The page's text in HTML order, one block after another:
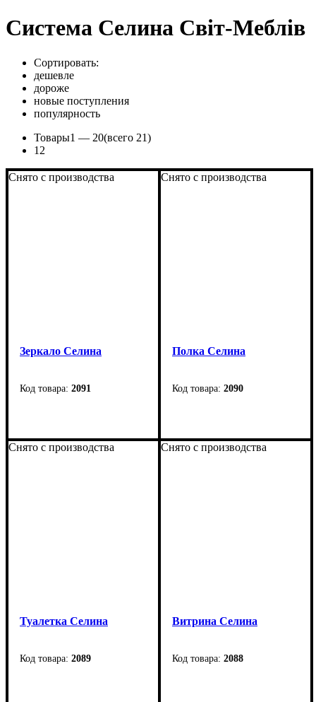
Система Селина Світ-Меблів
Сортировать:
дешевле
дороже
новые поступления
популярность
Товары1 — 20(всего 21)
1 2
Снято с производства
Зеркало Селина
2091
Высота: 860 мм
Глубина: 20 мм
Снято с производства
Полка Селина
2090
Высота: 900 мм
Глубина: 270 мм
Снято с производства
Туалетка Селина
2089
Снято с производства
Витрина Селина
2088